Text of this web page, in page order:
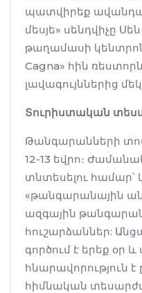
պատվիրեք
մեսյե» սենդվիչը
թաղամասի
Cagna» հին
լավագույններից
Տուրիստական
Թանգարանների
12-13 եվրո։
տնտեսելու համար՝
«թանգարանային
ազգային
հուշարձաններ:
գործում է երեք օր և
հնարավորություն
հիմնական